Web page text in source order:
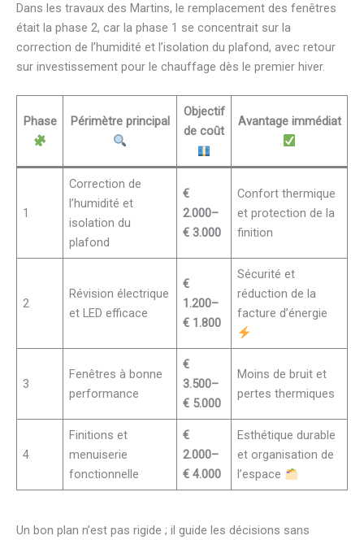
Dans les travaux des Martins, le remplacement des fenêtres
était la phase 2, car la phase 1 se concentrait sur la
correction de l’humidité et l’isolation du plafond, avec retour
sur investissement pour le chauffage dès le premier hiver.
Phase Périmètre principal
Objectif
de coût
Avantage immédiat
1
Correction de
l’humidité et
isolation du
plafond
€
2.000–
€ 3.000
Confort thermique
et protection de la
finition
2
Révision électrique
et LED efficace
€
1.200–
€ 1.800
Sécurité et
réduction de la
facture d’énergie
3
Fenêtres à bonne
performance
€
3.500–
€ 5.000
Moins de bruit et
pertes thermiques
4
Finitions et
menuiserie
fonctionnelle
€
2.000–
€ 4.000
Esthétique durable
et organisation de
l’espace
Un bon plan n’est pas rigide ; il guide les décisions sans